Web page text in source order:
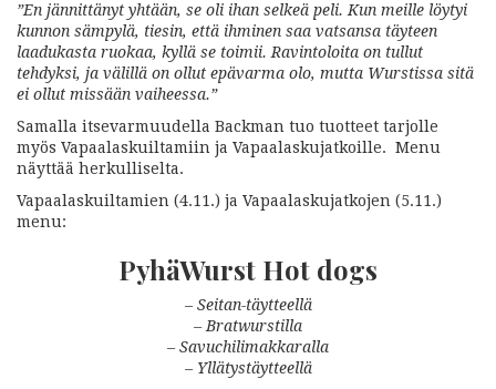
”En jännittänyt yhtään, se oli ihan selkeä peli. Kun meille löytyi
kunnon sämpylä, tiesin, että ihminen saa vatsansa täyteen
laadukasta ruokaa, kyllä se toimii. Ravintoloita on tullut
tehdyksi, ja välillä on ollut epävarma olo, mutta Wurstissa sitä
ei ollut missään vaiheessa.”
Samalla itsevarmuudella Backman tuo tuotteet tarjolle
myös Vapaalaskuiltamiin ja Vapaalaskujatkoille. Menu
näyttää herkulliselta.
Vapaalaskuiltamien (4.11.) ja Vapaalaskujatkojen (5.11.)
menu:
PyhäWurst Hot dogs
– Seitan-täytteellä
– Bratwurstilla
– Savuchilimakkaralla
– Yllätystäytteellä